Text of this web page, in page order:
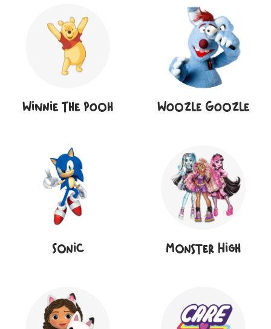
Winnie The Pooh Woozle Goozle
Sonic Monster High